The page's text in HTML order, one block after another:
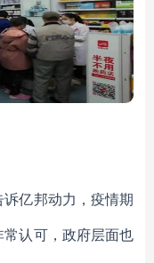
亿邦动力，疫情期
认可，政府层面也